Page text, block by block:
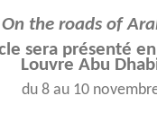
On the roads of
sera présenté
Louvre Abu
du 8 au 10